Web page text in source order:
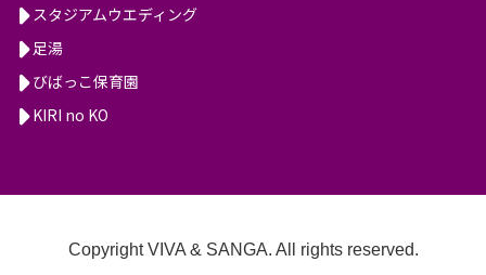
スタジアムウエディング
足湯
びばっこ保育園
KIRI no KO
Copyright VIVA & SANGA. All rights reserved.